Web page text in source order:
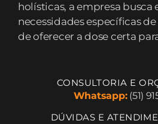
holísticas, a empresa busca
necessidades específicas
de oferecer a dose certa
CONSULTORIA E
Whatsapp:(51)
DÚVIDAS E